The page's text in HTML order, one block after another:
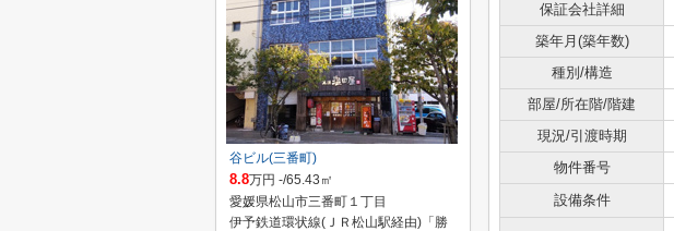
保証会社詳細
築年月(築年数)
種別/構造
部屋/所在階/階建
現況/引渡時期
物件番号
設備条件
谷ビル(三番町)
8.8万円 -/65.43㎡
愛媛県松山市三番町１丁目
伊予鉄道環状線(ＪＲ松山駅経由)「勝